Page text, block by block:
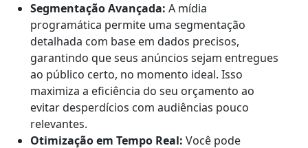
Segmentação Avançada: A mídia
programática permite uma segmentação
detalhada com base em dados precisos,
garantindo que seus anúncios sejam entregues
ao público certo, no momento ideal. Isso
maximiza a eficiência do seu orçamento ao
evitar desperdícios com audiências pouco
relevantes.
Otimização em Tempo Real: Você pode